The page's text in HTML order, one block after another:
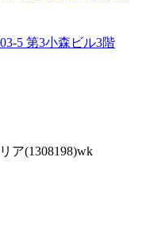
5 第3小森ビル3階
ア(1308198)wk